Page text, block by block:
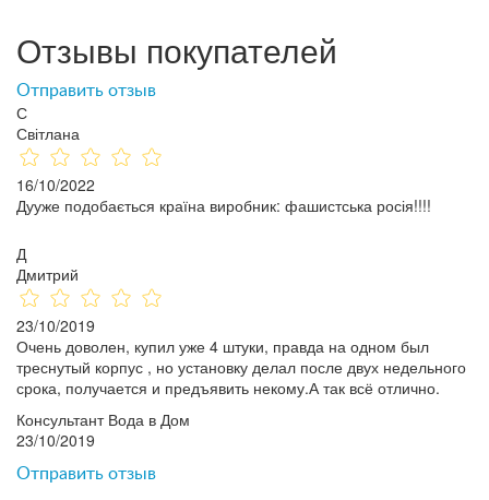
Отзывы покупателей
Отправить отзыв
С
Світлана
16/10/2022
Дууже подобається країна виробник: фашистська росія!!!!
Д
Дмитрий
23/10/2019
Очень доволен, купил уже 4 штуки, правда на одном был
треснутый корпус , но установку делал после двух недельного
срока, получается и предъявить некому.А так всё отлично.
Консультант Вода в Дом
23/10/2019
Отправить отзыв